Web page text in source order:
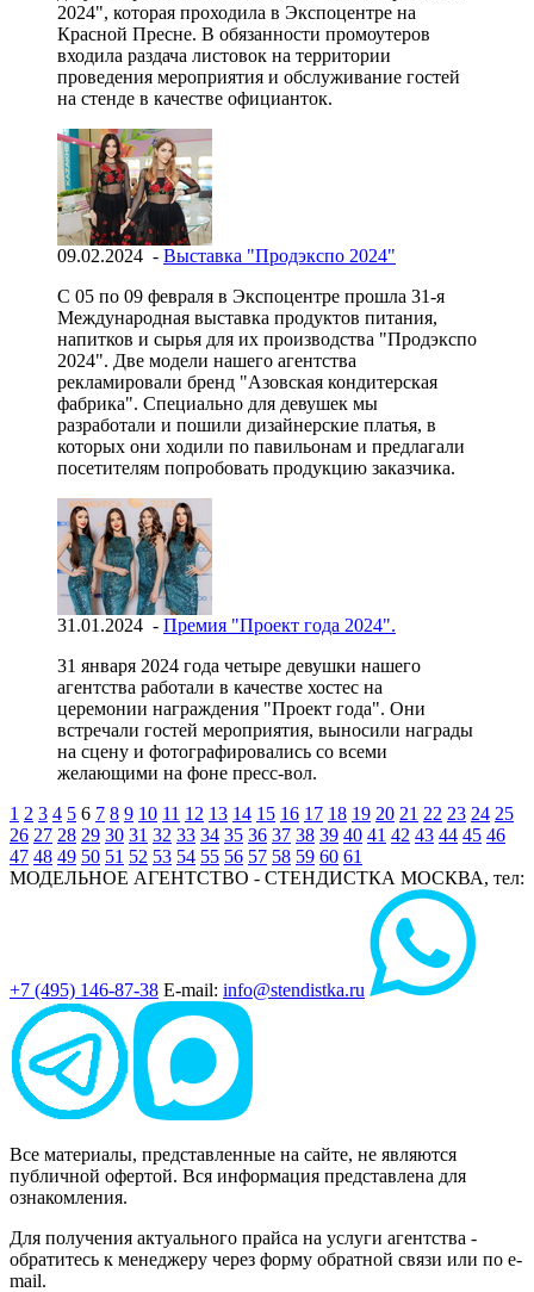
2024", которая проходила в Экспоцентре на
Красной Пресне. В обязанности промоутеров
входила раздача листовок на территории
проведения мероприятия и обслуживание гостей
на стенде в качестве официанток.
09.02.2024 - Выставка "Продэкспо 2024"
С 05 по 09 февраля в Экспоцентре прошла 31-я
Международная выставка продуктов питания,
напитков и сырья для их производства "Продэкспо
2024". Две модели нашего агентства
рекламировали бренд "Азовская кондитерская
фабрика". Специально для девушек мы
разработали и пошили дизайнерские платья, в
которых они ходили по павильонам и предлагали
посетителям попробовать продукцию заказчика.
31.01.2024 - Премия "Проект года 2024".
31 января 2024 года четыре девушки нашего
агентства работали в качестве хостес на
церемонии награждения "Проект года". Они
встречали гостей мероприятия, выносили награды
на сцену и фотографировались со всеми
желающими на фоне пресс-вол.
1 2 3 4 5 6 7 8 9 10 11 12 13 14 15 16 17 18 19 20 21 22 23 24 25
26 27 28 29 30 31 32 33 34 35 36 37 38 39 40 41 42 43 44 45 46
47 48 49 50 51 52 53 54 55 56 57 58 59 60 61
МОДЕЛЬНОЕ АГЕНТСТВО - СТЕНДИСТКА МОСКВА, тел:
+7 (495) 146-87-38 E-mail: info@stendistka.ru
Все материалы, представленные на сайте, не являются
публичной офертой. Вся информация представлена для
ознакомления.
Для получения актуального прайса на услуги агентства -
обратитесь к менеджеру через форму обратной связи или по e-
mail.